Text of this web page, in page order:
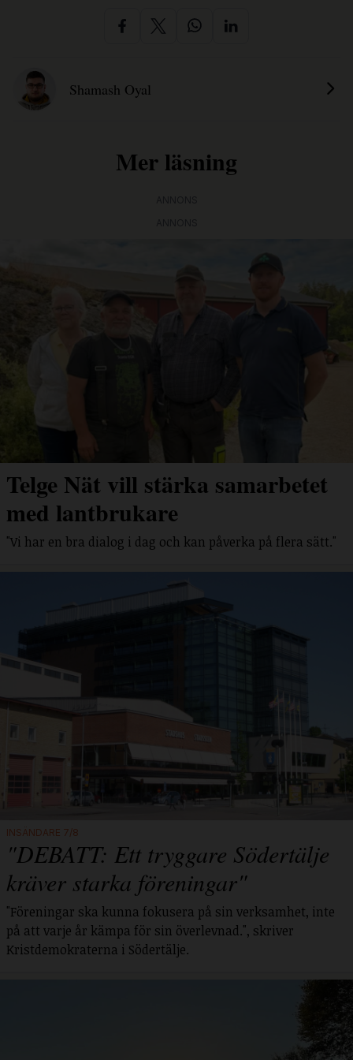
Shamash Oyal
Mer läsning
Telge Nät vill stärka samarbetet
med lantbrukare
"Vi har en bra dialog i dag och kan påverka på flera sätt."
INSÄNDARE 7/8
"DEBATT: Ett tryggare Södertälje
kräver starka föreningar"
"Föreningar ska kunna fokusera på sin verksamhet, inte
på att varje år kämpa för sin överlevnad.", skriver
Kristdemokraterna i Södertälje.